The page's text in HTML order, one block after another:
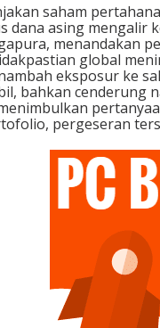
saham
dana asing mengalir
menandakan
global
eksposur ke
bahkan cenderung
pergeseran